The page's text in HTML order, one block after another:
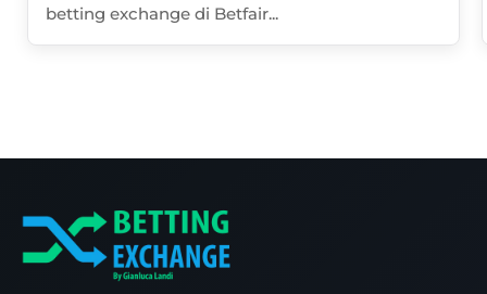
betting exchange di Betfair...